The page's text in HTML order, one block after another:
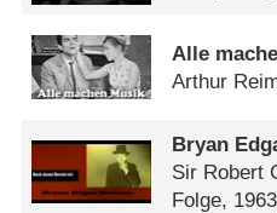
Alle
Arthur
Bryan
Sir Robert
Folge,